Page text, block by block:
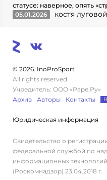
статусе: наверное, опять
05.01.2026
костя луговой
© 2026. InoProSport
All rights reserved.
Учредитель: ООО «Раре.Ру»
Архив
Авторы Контакты
Юридическая информация
Свидетельство о
федеральной службой по
информационных
(Роскомнадзор) 23.04.2018 г.